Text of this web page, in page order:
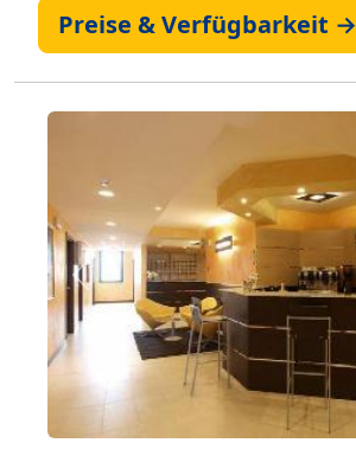
Preise & Verfügbarkeit →
Zurück